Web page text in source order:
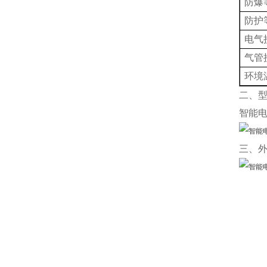
防爆
防护
电气
气管
环境
二、
智能
三、